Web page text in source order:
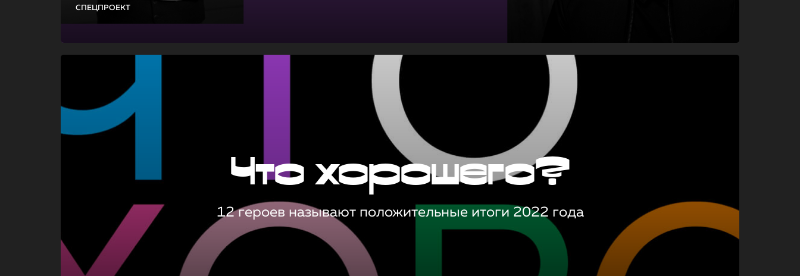
СПЕЦПРОЕКТ
Что хорошего?
12 героев называют положительные итоги 2022 года